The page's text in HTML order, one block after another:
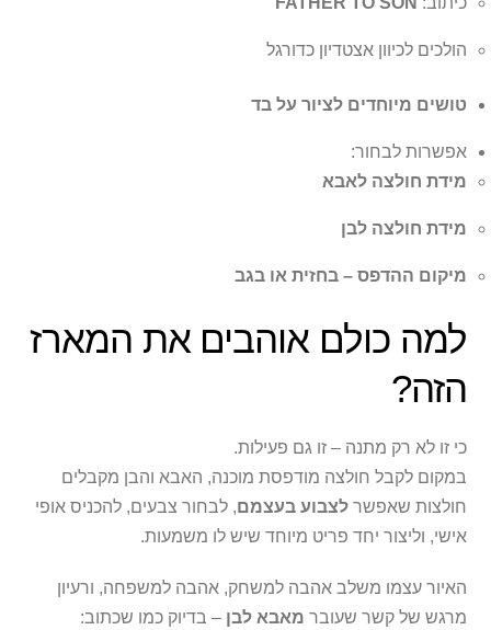
הולכים לכיוון אצטדיון כדורגל
טושים מיוחדים לציור על בד
אפשרות לבחור:
מידת חולצה לאבא
מידת חולצה לבן
מיקום ההדפס – בחזית או בגב
למה כולם אוהבים את המארז
הזה?
כי זו לא רק מתנה – זו גם פעילות.
במקום לקבל חולצה מודפסת מוכנה, האבא והבן מקבלים
חולצות שאפשרלצבוע בעצמם, לבחור צבעים, להכניס אופי
אישי, וליצור יחד פריט מיוחד שיש לו משמעות.
האיור עצמו משלב אהבה למשחק, אהבה למשפחה, ורעיון
מרגש של קשר שעובר מאבא לבן – בדיוק כמו שכתוב: